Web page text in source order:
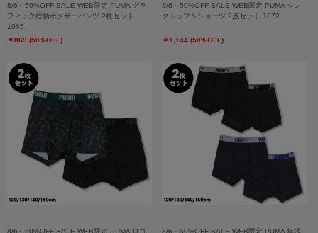
8/6～50%OFF SALE WEB限定 PUMA グラ
フィック総柄ボクサーパンツ 2枚セット
1065
￥869 (50%OFF)
8/6～50%OFF SALE WEB限定 PUMA タン
クトップ＆ショーツ 2点セット 1072
￥1,144 (50%OFF)
8/6～50%OFF SALE WEB限定 PUMA ロゴ 8/6～50%OFF SALE WEB限定 PUMA 無地